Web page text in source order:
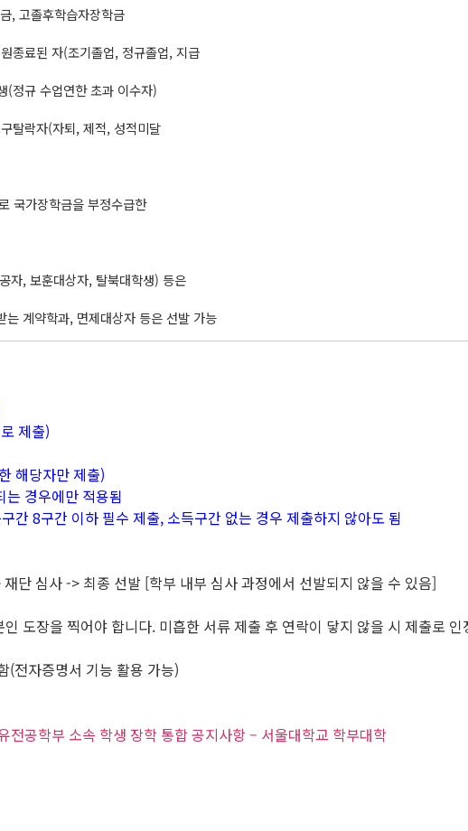
, 고졸후학습자장학금
종료된 자(조기졸업, 정규졸업, 지급
(정규 수업연한 초과 이수자)
탈락자(자퇴, 제적, 성적미달
국가장학금을 부정수급한
자, 보훈대상자, 탈북대학생) 등은
계약학과, 면제대상자 등은 선발 가능
제출)
해당자만 제출)
경우에만 적용됨
간 8구간 이하 필수 제출, 소득구간 없는 경우 제출하지 않아도 됨
단 심사 -> 최종 선발 [학부 내부 심사 과정에서 선발되지 않을 수 있음]
도장을 찍어야 합니다. 미흡한 서류 제출 후 연락이 닿지 않을 시 제출로
전자증명서 기능 활용 가능)
전공학부 소속 학생 장학 통합 공지사항 – 서울대학교 학부대학